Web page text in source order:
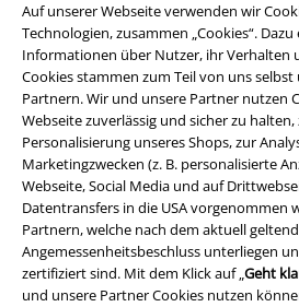
Auf unserer Webseite verwenden wir
Technologien, zusammen „Cookies“.
Informationen über Nutzer, ihr Verhalten
Cookies stammen zum Teil von uns
Partnern. Wir und unsere Partner nutzen
Webseite zuverlässig und sicher zu
Personalisierung unseres Shops, zur
Marketingzwecken (z. B. personalisierte
Webseite, Social Media und auf
Datentransfers in die USA vorgenommen
Partnern, welche nach dem aktuell
Angemessenheitsbeschluss unterliegen
zertifiziert sind. Mit dem Klick auf „Geht
und unsere Partner Cookies nutzen
Rechtliches
AGB